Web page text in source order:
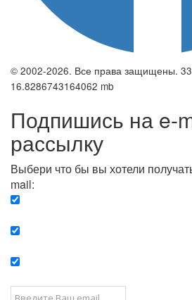
© 2002-2026. Все права защищены. 33
16.8286743164062 mb
Подпишись на e-
рассылку
Выбери что бы вы хотели
mail: